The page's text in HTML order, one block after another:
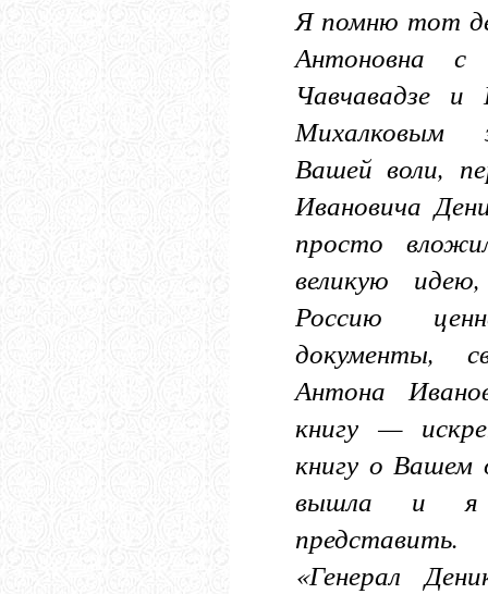
Я помню тот
Антоновна с
Чавчавадзе и
Михалковым
Вашей воли,
Ивановича
просто
великую
Россию
документы,
Антона
книгу —
книгу о
вышла и я
«Генерал